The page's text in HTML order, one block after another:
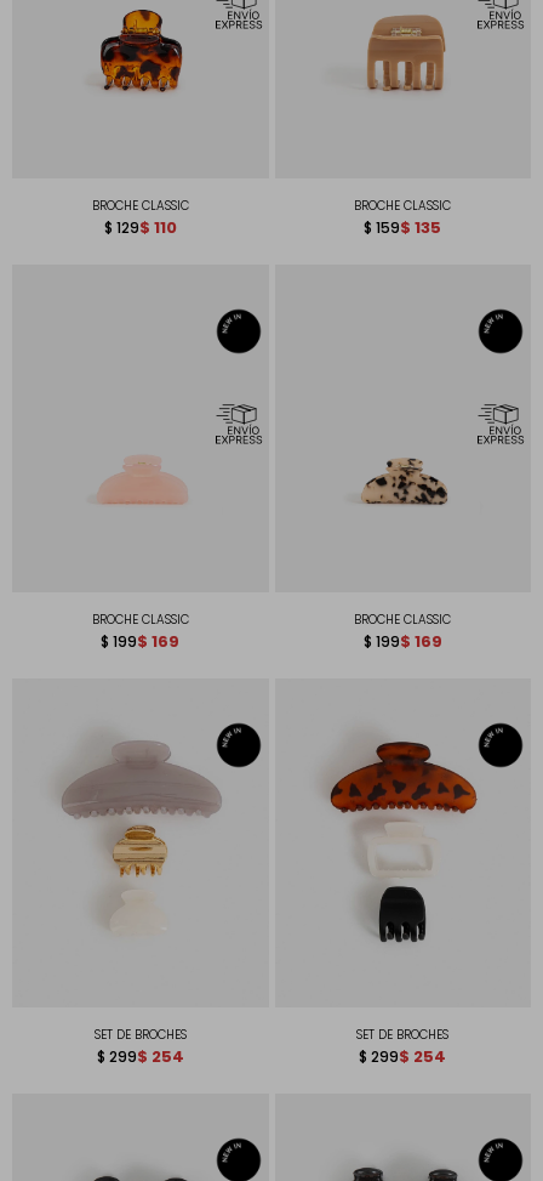
BROCHE CLASSIC
$ 129$ 110
BROCHE CLASSIC
$ 159$ 135
BROCHE CLASSIC
$ 199$ 169
BROCHE CLASSIC
$ 199$ 169
SET DE BROCHES
$ 299$ 254
SET DE BROCHES
$ 299$ 254